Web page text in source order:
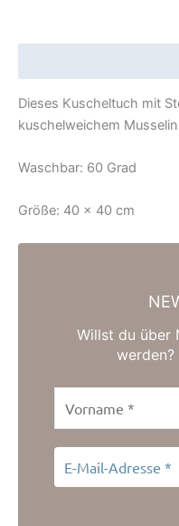
Dieses Kuscheltuch mit
kuschelweichem
Waschbar: 60 Grad
Größe: 40 x 40 cm
Willst du über